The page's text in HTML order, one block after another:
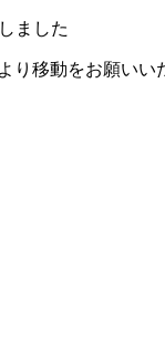
ました
り移動をお願いい